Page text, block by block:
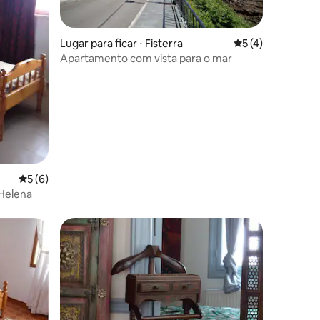
5 de uma avaliação média de 5, 6 avaliações
5 (6)
Lugar para ficar ⋅ Fisterra 5 de uma
5 (4)
Apartamento com vista para o mar